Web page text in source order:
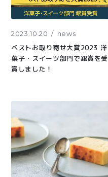
2023.10.20 news
ベストお取り寄せ大賞2023 洋
菓子・スイーツ部門で銀賞を受
賞しました！